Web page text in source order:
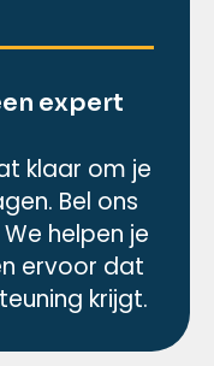
expert
klaar om je
Bel ons
We helpen je
ervoor dat
krijgt.